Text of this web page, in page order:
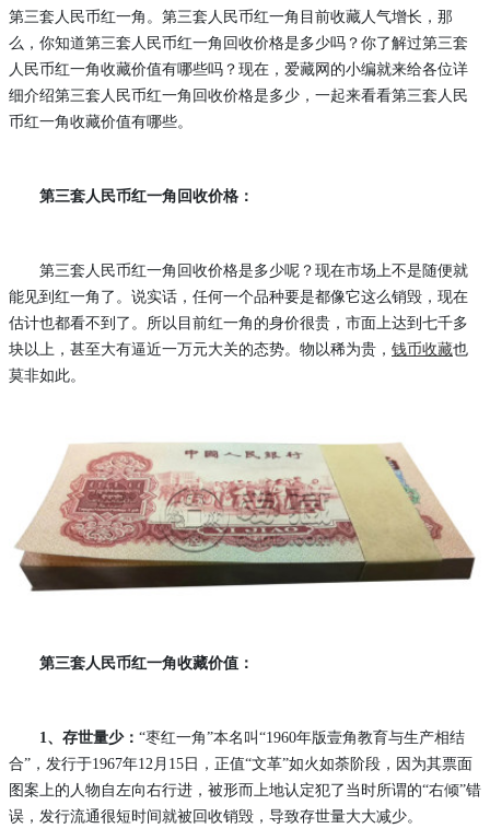
第三套人民币红一角。第三套人民币红一角目前收藏人气增长，那
么，你知道第三套人民币红一角回收价格是多少吗？你了解过第三套
人民币红一角收藏价值有哪些吗？现在，爱藏网的小编就来给各位详
细介绍第三套人民币红一角回收价格是多少，一起来看看第三套人民
币红一角收藏价值有哪些。
第三套人民币红一角回收价格：
第三套人民币红一角回收价格是多少呢？现在市场上不是随便就
能见到红一角了。说实话，任何一个品种要是都像它这么销毁，现在
估计也都看不到了。所以目前红一角的身价很贵，市面上达到七千多
块以上，甚至大有逼近一万元大关的态势。物以稀为贵， 钱币收藏也
莫非如此。
第三套人民币红一角收藏价值：
1 、存世量少： “枣红一角”本名叫“1960年版壹角教育与生产相结
合”，发行于1967年12月15日，正值“文革”如火如荼阶段，因为其票面
图案上的人物自左向右行进，被形而上地认定犯了当时所谓的“右倾”错
误，发行流通很短时间就被回收销毁，导致存世量大大减少。